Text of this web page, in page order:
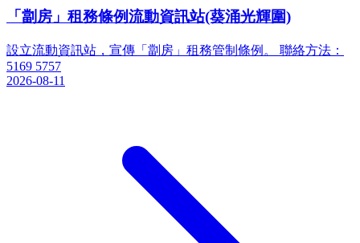
「劏房」租務條例流動資訊站(葵涌光輝圍)
設立流動資訊站，宣傳「劏房」租務管制條例。 聯絡方法：
5169 5757
2026-08-11